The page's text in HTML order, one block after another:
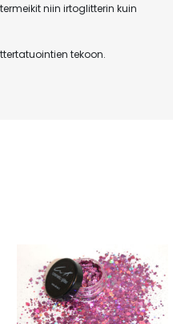
niin irtoglitterin kuin
tekoon.